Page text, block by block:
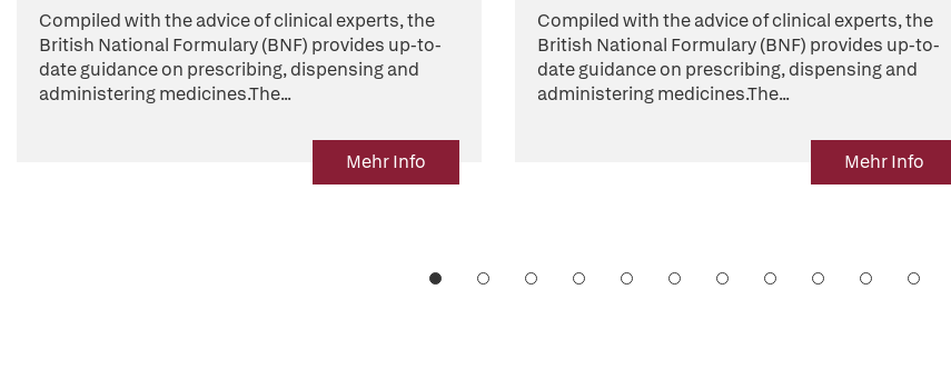
Compiled with the advice of clinical experts, the
British National Formulary (BNF) provides up-to-
date guidance on prescribing, dispensing and
administering medicines.The...
Mehr Info
Compiled with the advice of clinical experts, the
British National Formulary (BNF) provides up-to-
date guidance on prescribing, dispensing and
administering medicines.The...
Mehr Info